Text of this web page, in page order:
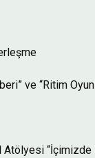
ve “Ritim